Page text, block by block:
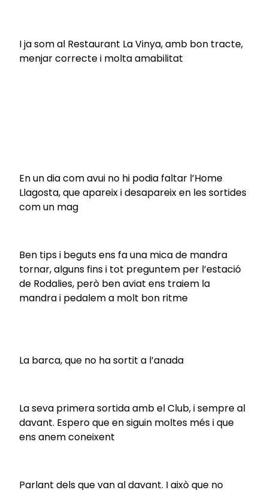
I ja som al Restaurant La Vinya, amb bon tracte,
menjar correcte i molta amabilitat
En un dia com avui no hi podia faltar l’Home
Llagosta, que apareix i desapareix en les sortides
com un mag
Ben tips i beguts ens fa una mica de mandra
tornar, alguns fins i tot preguntem per l’estació
de Rodalies, però ben aviat ens traiem la
mandra i pedalem a molt bon ritme
La barca, que no ha sortit a l’anada
La seva primera sortida amb el Club, i sempre al
davant. Espero que en siguin moltes més i que
ens anem coneixent
Parlant dels que van al davant. I això que no